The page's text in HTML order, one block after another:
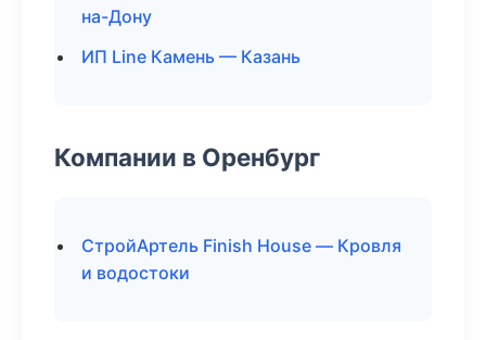
на-Дону
ИП Line Камень — Казань
Компании в Оренбург
СтройАртель Finish House — Кровля
и водостоки